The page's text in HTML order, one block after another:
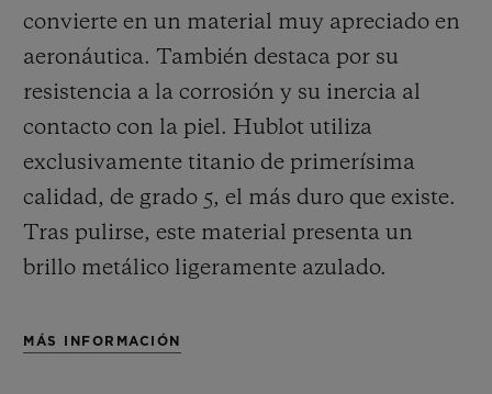
convierte en un material muy apreciado en
aeronáutica. También destaca por su
resistencia a la corrosión y su inercia al
contacto con la piel. Hublot utiliza
exclusivamente titanio de primerísima
calidad, de grado 5, el más duro que existe.
Tras pulirse, este material presenta un
brillo metálico ligeramente azulado.
MÁS INFORMACIÓN